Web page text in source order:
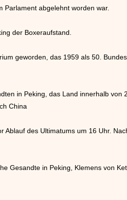
Parlament abgelehnt worden war.
der Boxeraufstand.
geworden, das 1959 als 50.
in Peking, das Land innerhalb von
China
des Ultimatums um 16 Uhr.
Gesandte in Peking, Klemens von